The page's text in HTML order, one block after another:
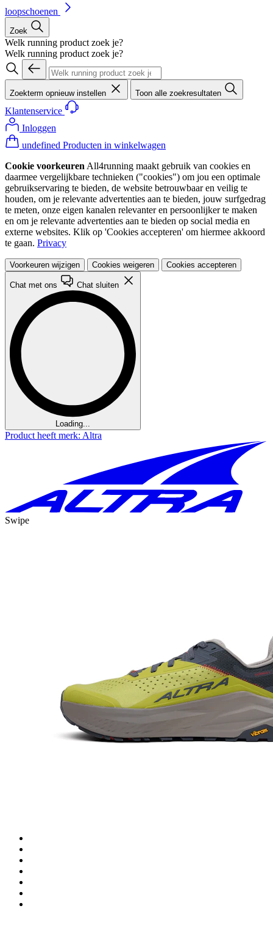
loopschoenen
Zoek
Welk running product zoek je?
Welk running product zoek je?
Zoekterm opnieuw instellen Toon alle zoekresultaten
Klantenservice
Inloggen
undefined Producten in winkelwagen
Cookie voorkeuren All4running maakt gebruik van cookies en
daarmee vergelijkbare technieken ("cookies") om jou een optimale
gebruikservaring te bieden, de website betrouwbaar en veilig te
houden, om je relevante advertenties aan te bieden, jouw surfgedrag
te meten, onze eigen kanalen relevanter en persoonlijker te maken
en om je relevante advertenties aan te bieden op social media en
externe websites. Klik op 'Cookies accepteren' om hiermee akkoord
te gaan. Privacy
Voorkeuren wijzigen Cookies weigeren Cookies accepteren
Chat met ons Chat sluiten
Loading...
Product heeft merk: Altra
Swipe